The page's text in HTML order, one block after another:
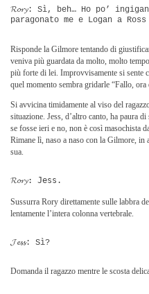
𝓡𝓸𝓻𝔂: Sì, beh… Ho po’
paragonato me e Logan a
Risponde la Gilmore tentando di
veniva più guardata da molto, molto
più forte di lei. Improvvisamente si sente
quel momento sembra gridarle “Fallo, ora
Si avvicina timidamente al viso del
situazione. Jess, d’altro canto, ha paura
se fosse ieri e no, non è così masochista
Rimane lì, naso a naso con la Gilmore, in
sua.
𝓡𝓸𝓻𝔂: Jess.
Sussurra Rory direttamente sulle labbra
lentamente l’intera colonna vertebrale.
𝓙𝓮𝓼𝓼: Sì?
Domanda il ragazzo mentre le scosta